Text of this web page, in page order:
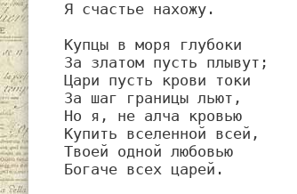
Я счастье нахожу.
Купцы в моря глубоки
За златом пусть плывут;
Цари пусть крови токи
За шаг границы льют,
Но я, не алча кровью
Купить вселенной всей,
Твоей одной любовью
Богаче всех царей.